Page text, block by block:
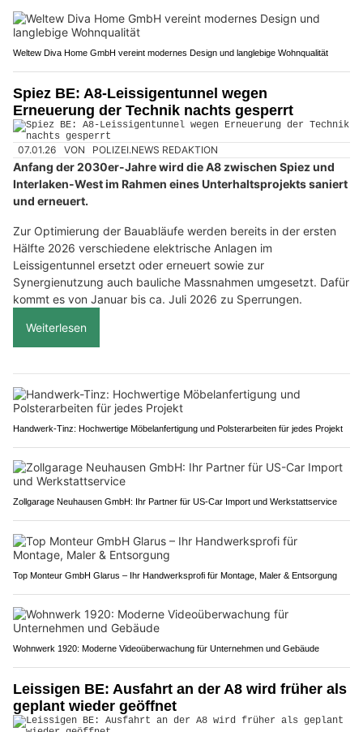
Weltew Diva Home GmbH vereint modernes Design und langlebige Wohnqualität
Spiez BE: A8-Leissigentunnel wegen
Erneuerung der Technik nachts gesperrt
07.01.26 VON POLIZEI.NEWS REDAKTION
Anfang der 2030er-Jahre wird die A8 zwischen Spiez und
Interlaken-West im Rahmen eines Unterhaltsprojekts saniert
und erneuert.
Zur Optimierung der Bauabläufe werden bereits in der ersten
Hälfte 2026 verschiedene elektrische Anlagen im
Leissigentunnel ersetzt oder erneuert sowie zur
Synergienutzung auch bauliche Massnahmen umgesetzt. Dafür
kommt es von Januar bis ca. Juli 2026 zu Sperrungen.
Weiterlesen
Handwerk-Tinz: Hochwertige Möbelanfertigung und Polsterarbeiten für jedes Projekt
Zollgarage Neuhausen GmbH: Ihr Partner für US-Car Import und Werkstattservice
Top Monteur GmbH Glarus – Ihr Handwerksprofi für Montage, Maler & Entsorgung
Wohnwerk 1920: Moderne Videoüberwachung für Unternehmen und Gebäude
Leissigen BE: Ausfahrt an der A8 wird früher als
geplant wieder geöffnet